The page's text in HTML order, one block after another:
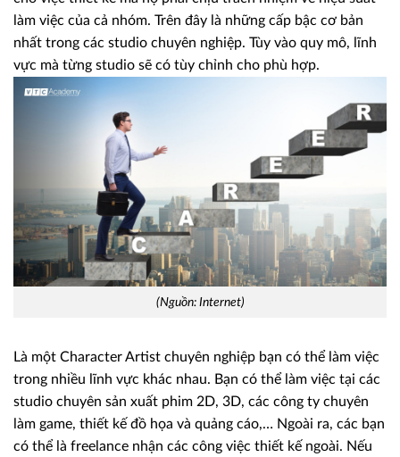
làm việc của cả nhóm. Trên đây là những cấp bậc cơ bản
nhất trong các studio chuyên nghiệp. Tùy vào quy mô, lĩnh
vực mà từng studio sẽ có tùy chỉnh cho phù hợp.
(Nguồn: Internet)
Là một Character Artist chuyên nghiệp bạn có thể làm việc
trong nhiều lĩnh vực khác nhau. Bạn có thể làm việc tại các
studio chuyên sản xuất phim 2D, 3D, các công ty chuyên
làm game, thiết kế đồ họa và quảng cáo,… Ngoài ra, các bạn
có thể là freelance nhận các công việc thiết kế ngoài. Nếu